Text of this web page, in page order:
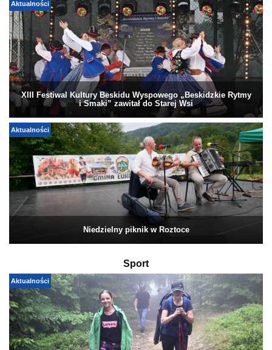
Aktualności
XIII Festiwal Kultury Beskidu Wyspowego „Beskidzkie Rytmy
i Smaki” zawitał do Starej Wsi
Aktualności
Niedzielny piknik w Roztoce
Sport
Aktualności